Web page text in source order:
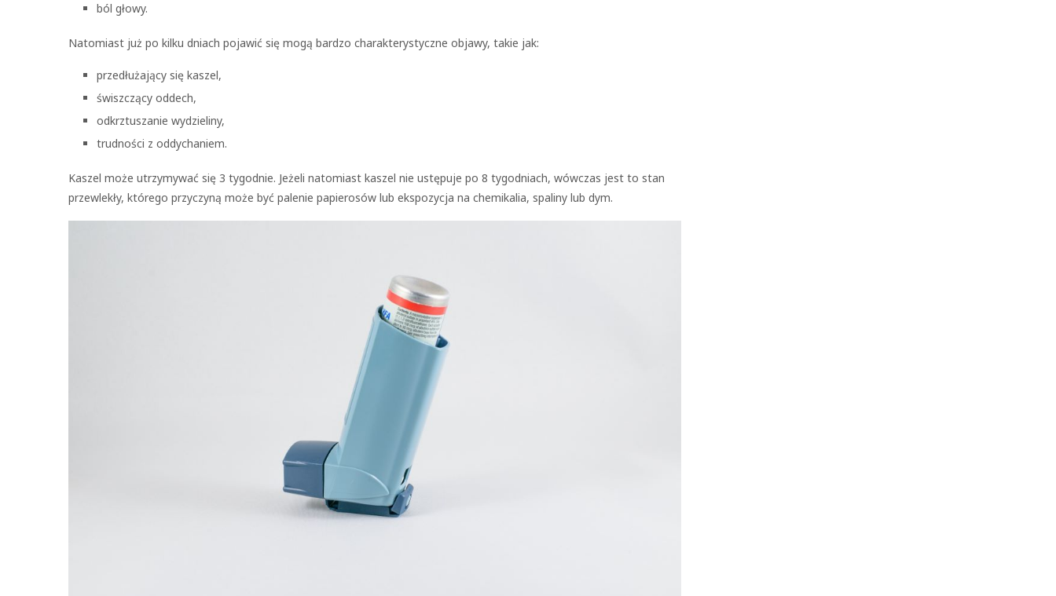
ból głowy.
Natomiast już po kilku dniach pojawić się mogą bardzo charakterystyczne objawy, takie jak:
przedłużający się kaszel,
świszczący oddech,
odkrztuszanie wydzieliny,
trudności z oddychaniem.
Kaszel może utrzymywać się 3 tygodnie. Jeżeli natomiast kaszel nie ustępuje po 8 tygodniach, wówczas jest to stan
przewlekły, którego przyczyną może być palenie papierosów lub ekspozycja na chemikalia, spaliny lub dym.